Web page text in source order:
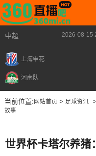
中超 2026-08-15
上海申花
河南队
当前位置: 网站首页> 足球资讯>
故事
世界杯卡塔尔养猪